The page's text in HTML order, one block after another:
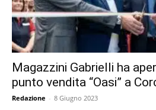
Magazzini Gabrielli ha
punto vendita “Oasi” a
Redazione - 8 Giugno 2023